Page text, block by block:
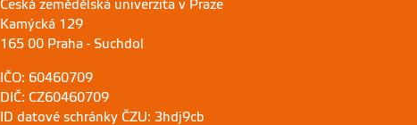
Česká zemědělská univerzita v Praze
Kamýcká 129
165 00 Praha - Suchdol
IČO: 60460709
DIČ: CZ60460709
ID datové schránky ČZU: 3hdj9cb